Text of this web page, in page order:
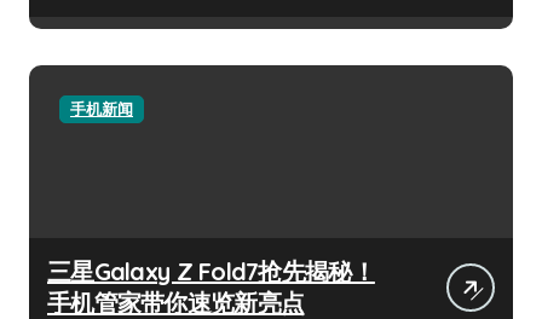
手机新闻
三星Galaxy Z Fold7抢先揭秘！
手机管家带你速览新亮点